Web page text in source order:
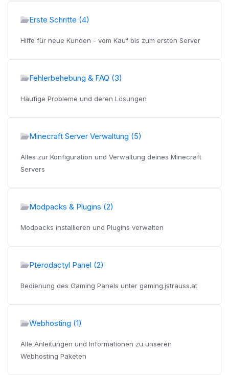
Erste Schritte (4)
Hilfe für neue Kunden - vom Kauf bis zum ersten Server
Fehlerbehebung & FAQ (3)
Häufige Probleme und deren Lösungen
Minecraft Server Verwaltung (5)
Alles zur Konfiguration und Verwaltung deines Minecraft
Servers
Modpacks & Plugins (2)
Modpacks installieren und Plugins verwalten
Pterodactyl Panel (2)
Bedienung des Gaming Panels unter gaming.jstrauss.at
Webhosting (1)
Alle Anleitungen und Informationen zu unseren
Webhosting Paketen